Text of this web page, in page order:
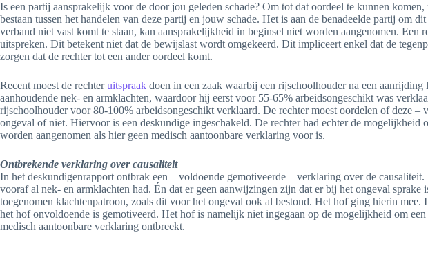
Is een partij aansprakelijk voor de door jou geleden schade? Om tot dat oordeel te kunnen komen,
bestaan tussen het handelen van deze partij en jouw schade. Het is aan de benadeelde partij om
verband niet vast komt te staan, kan aansprakelijkheid in beginsel niet worden aangenomen. Een
uitspreken. Dit betekent niet dat de bewijslast wordt omgekeerd. Dit impliceert enkel dat de
zorgen dat de rechter tot een ander oordeel komt.
Recent moest de rechteruitspraak doen in een zaak waarbij een rijschoolhouder na een
aanhoudende nek- en armklachten, waardoor hij eerst voor 55-65% arbeidsongeschikt was
rijschoolhouder voor 80-100% arbeidsongeschikt verklaard. De rechter moest oordelen of deze –
ongeval of niet. Hiervoor is een deskundige ingeschakeld. De rechter had echter de mogelijkheid
worden aangenomen als hier geen medisch aantoonbare verklaring voor is.
Ontbrekende verklaring over causaliteit
In het deskundigenrapport ontbrak een – voldoende gemotiveerde – verklaring over de
vooraf al nek- en armklachten had. Én dat er geen aanwijzingen zijn dat er bij het ongeval sprake
toegenomen klachtenpatroon, zoals dit voor het ongeval ook al bestond. Het hof ging hierin mee.
het hof onvoldoende is gemotiveerd. Het hof is namelijk niet ingegaan op de mogelijkheid om een
medisch aantoonbare verklaring ontbreekt.